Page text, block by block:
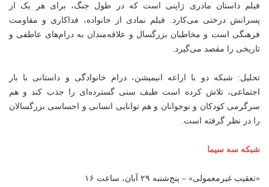
فیلم داستان مادری ژاپنی است که در طول جنگ، برای هر یک از
پسرانش درختی می‌کارد. فیلم نمادی از خانواده، فداکاری و مقاومت
فرهنگی است و مخاطبان بزرگسال و علاقه‌مندان به درام‌های عاطفی و
تاریخی را مقصد می‌گیرد.
تحلیل: شبکه دو با اراعه انیمیشن، درام خانوادگی و داستانی با بار
اجتماعی، تلاش کرده است طیف سنی گسترده‌ای را جذب کند و هم
سرگرمی کودکان و نوجوانان و هم توانایی انسانی و احساسی بزرگسالان
را در نظر گرفته است.
شبکه سه سیما
«تعقیب غیرمعمولی» – پنج‌شنبه ۲۹ آبان، ساعت ۱۶